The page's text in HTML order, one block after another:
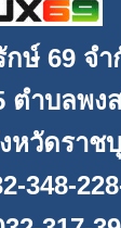
กษ์ 69จำ
ตำบลพง
หวัดราช
348-